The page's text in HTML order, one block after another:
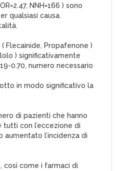
NNH=166 ) sono
qualsiasi causa.
( Flecainide, Propafenone )
) significativamente
0.70, numero necessario
in modo significativo la
di pazienti che hanno
con l’eccezione di
aumentato l’incidenza di
così come i farmaci di